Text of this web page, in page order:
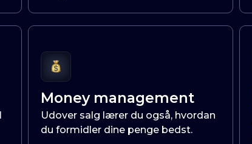
Money management
Udover salg lærer du også, hvordan
du formidler dine penge bedst.